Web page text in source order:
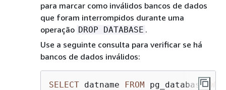
para marcar como inválidos bancos de dados
que foram interrompidos durante uma
operação DROP DATABASE .
Use a seguinte consulta para verificar se há
bancos de dados inválidos:
SELECT datname FROM pg_database